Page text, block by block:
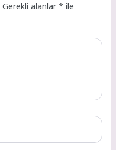
Gerekli alanlar* ile